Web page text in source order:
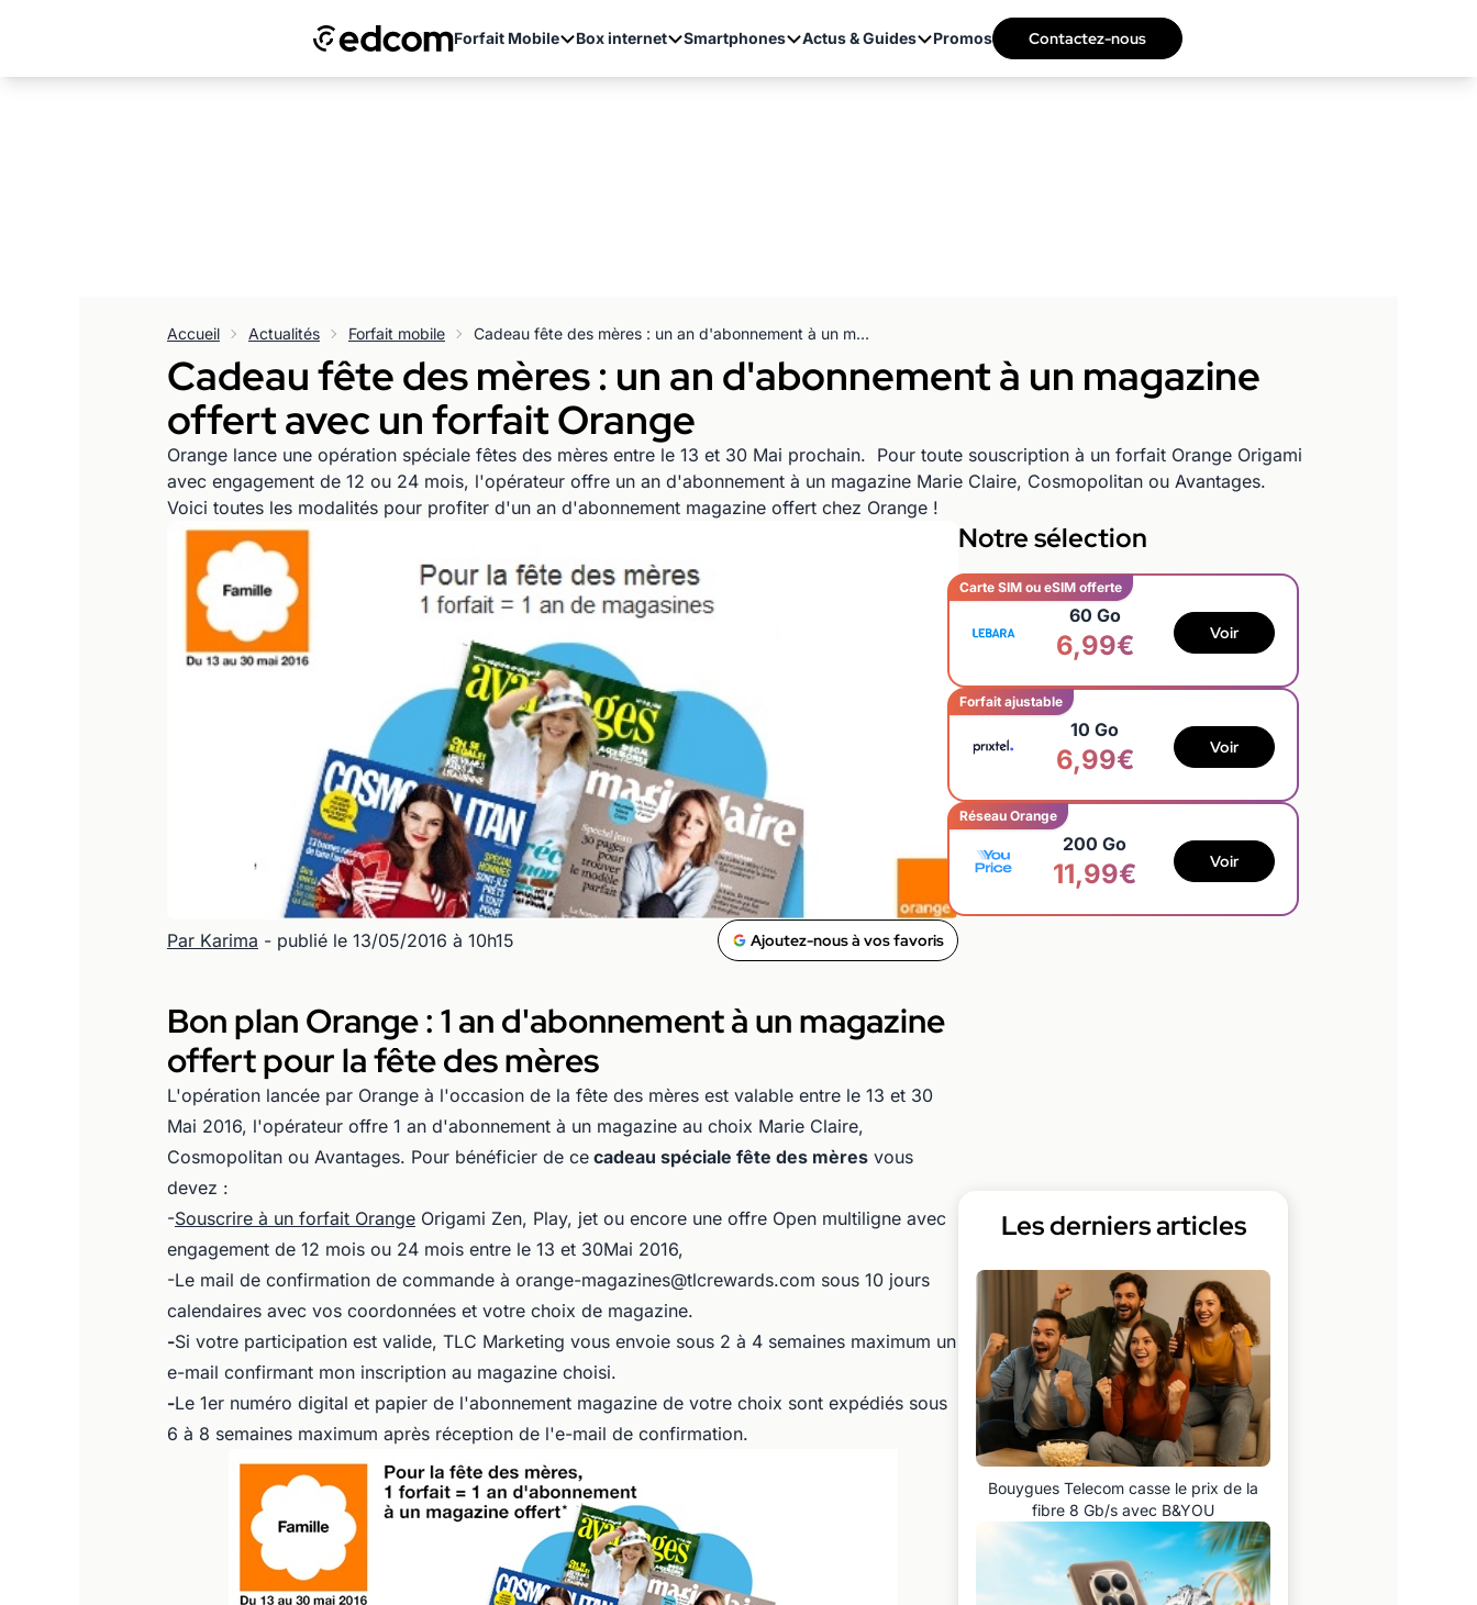
Forfait Mobile Box internet Smartphones Actus & Guides Promos Contactez-nous
Accueil Actualités Forfait mobile Cadeau fête des mères : un an d'abonnement à un magazine offert avec un forfait Orange
Cadeau fête des mères : un an d'abonnement à un magazine
offert avec un forfait Orange
Orange lance une opération spéciale fêtes des mères entre le 13 et 30 Mai prochain. Pour toute souscription à un forfait Orange Origami
avec engagement de 12 ou 24 mois, l'opérateur offre un an d'abonnement à un magazine Marie Claire, Cosmopolitan ou Avantages.
Voici toutes les modalités pour profiter d'un an d'abonnement magazine offert chez Orange !
Par Karima - publié le 13/05/2016 à 10h15 Ajoutez-nous à vos favoris
Bon plan Orange : 1 an d'abonnement à un magazine
offert pour la fête des mères
L'opération lancée par Orange à l'occasion de la fête des mères est valable entre le 13 et 30
Mai 2016, l'opérateur offre 1 an d'abonnement à un magazine au choix Marie Claire,
Cosmopolitan ou Avantages. Pour bénéficier de ce cadeau spéciale fête des mères vous
devez :
-Souscrire à un forfait Orange Origami Zen, Play, jet ou encore une offre Open multiligne avec
engagement de 12 mois ou 24 mois entre le 13 et 30Mai 2016,
-Le mail de confirmation de commande à orange-magazines@tlcrewards.com sous 10 jours
calendaires avec vos coordonnées et votre choix de magazine.
-Si votre participation est valide, TLC Marketing vous envoie sous 2 à 4 semaines maximum un
e-mail confirmant mon inscription au magazine choisi.
-Le 1er numéro digital et papier de l'abonnement magazine de votre choix sont expédiés sous
6 à 8 semaines maximum après réception de l'e-mail de confirmation.
Notre sélection
Carte SIM ou eSIM offerte
60 Go
6,99€ Voir
Forfait ajustable
10 Go
6,99€ Voir
Réseau Orange
200 Go
11,99€ Voir
Les derniers articles
Bouygues Telecom casse le prix de la
fibre 8 Gb/s avec B&YOU